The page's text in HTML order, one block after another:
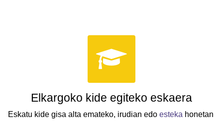
Elkargoko kide egiteko eskaera
Eskatu kide gisa alta emateko, irudian edo esteka honetan